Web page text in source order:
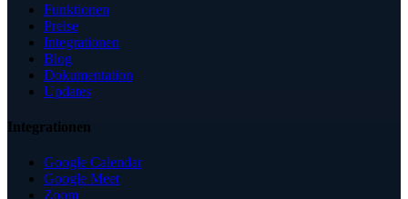
Funktionen
Preise
Integrationen
Blog
Dokumentation
Updates
Integrationen
Google Calendar
Google Meet
Zoom